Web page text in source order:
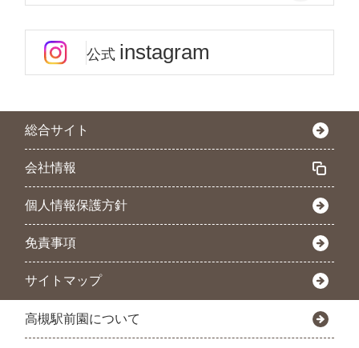
公式 instagram
総合サイト
会社情報
個人情報保護方針
免責事項
サイトマップ
高槻駅前園について